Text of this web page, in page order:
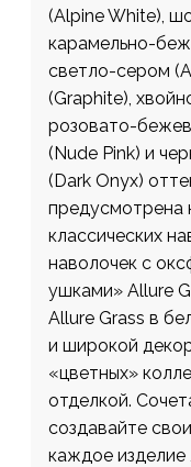
(Alpine White),
карамельно-
светло-сером
(Graphite),
розовато-
(Nude Pink) и
(Dark Onyx)
предусмотрена
классических
наволочек с
ушками» Allure
Allure Grass в
и широкой
«цветных»
отделкой.
создавайте
каждое